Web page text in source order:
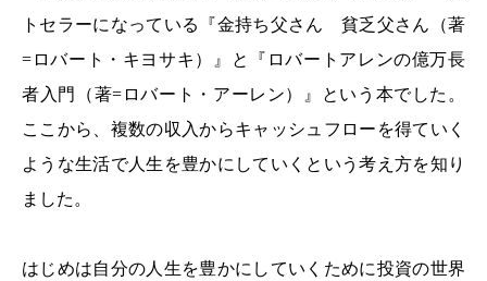
トセラーになっている『金持ち父さん 貧乏父さん（著
=ロバート・キヨサキ）』と『ロバートアレンの億万長
者入門（著=ロバート・アーレン）』という本でした。
ここから、複数の収入からキャッシュフローを得ていく
ような生活で人生を豊かにしていくという考え方を知り
ました。
はじめは自分の人生を豊かにしていくために投資の世界